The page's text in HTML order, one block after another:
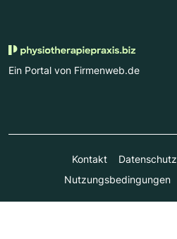
Ein Portal von Firmenweb.de
Kontakt Datenschutz
Nutzungsbedingungen